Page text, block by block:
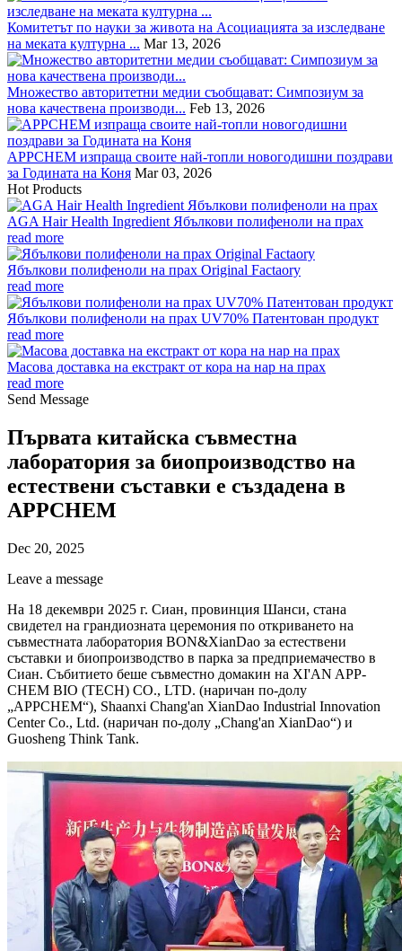
Комитетът по науки за живота на Асоциацията за изследване
на меката културна ... Mar 13, 2026
Множество авторитетни медии съобщават: Симпозиум за
нова качествена производи... Feb 13, 2026
APPCHEM изпраща своите най-топли новогодишни поздрави
за Годината на Коня Mar 03, 2026
Hot Products
AGA Hair Health Ingredient Ябълкови полифеноли на прах
read more
Ябълкови полифеноли на прах Original Factaory
read more
Ябълкови полифеноли на прах UV70% Патентован продукт
read more
Масова доставка на екстракт от кора на нар на прах
read more
Send Message
Първата китайска съвместна
лаборатория за биопроизводство на
естествени съставки е създадена в
APPCHEM
Dec 20, 2025
Leave a message
На 18 декември 2025 г. Сиан, провинция Шанси, стана
свидетел на грандиозната церемония по откриването на
съвместната лаборатория BON&XianDao за естествени
съставки и биопроизводство в парка за предприемачество в
Сиан. Събитието беше съвместно домакин на XI'AN APP-
CHEM BIO (TECH) CO., LTD. (наричан по-долу
„APPCHEM“), Shaanxi Chang'an XianDao Industrial Innovation
Center Co., Ltd. (наричан по-долу „Chang'an XianDao“) и
Guosheng Think Tank.